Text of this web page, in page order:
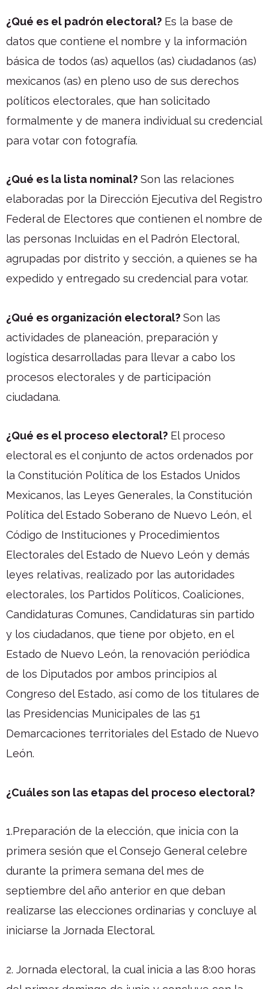
¿Qué es el padrón electoral? Es la base de
datos que contiene el nombre y la información
básica de todos (as) aquellos (as) ciudadanos (as)
mexicanos (as) en pleno uso de sus derechos
políticos electorales, que han solicitado
formalmente y de manera individual su credencial
para votar con fotografía.
¿Qué es la lista nominal? Son las relaciones
elaboradas por la Dirección Ejecutiva del Registro
Federal de Electores que contienen el nombre de
las personas Incluidas en el Padrón Electoral,
agrupadas por distrito y sección, a quienes se ha
expedido y entregado su credencial para votar.
¿Qué es organización electoral? Son las
actividades de planeación, preparación y
logística desarrolladas para llevar a cabo los
procesos electorales y de participación
ciudadana.
¿Qué es el proceso electoral? El proceso
electoral es el conjunto de actos ordenados por
la Constitución Política de los Estados Unidos
Mexicanos, las Leyes Generales, la Constitución
Política del Estado Soberano de Nuevo León, el
Código de Instituciones y Procedimientos
Electorales del Estado de Nuevo León y demás
leyes relativas, realizado por las autoridades
electorales, los Partidos Políticos, Coaliciones,
Candidaturas Comunes, Candidaturas sin partido
y los ciudadanos, que tiene por objeto, en el
Estado de Nuevo León, la renovación periódica
de los Diputados por ambos principios al
Congreso del Estado, así como de los titulares de
las Presidencias Municipales de las 51
Demarcaciones territoriales del Estado de Nuevo
León.
¿Cuáles son las etapas del proceso electoral?
1.Preparación de la elección, que inicia con la
primera sesión que el Consejo General celebre
durante la primera semana del mes de
septiembre del año anterior en que deban
realizarse las elecciones ordinarias y concluye al
iniciarse la Jornada Electoral.
2. Jornada electoral, la cual inicia a las 8:00 horas